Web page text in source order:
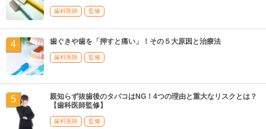
歯科医師 監修
歯ぐきや歯を「押すと痛い」！その５大原因と治療法
歯科医師 監修
親知らず抜歯後のタバコはNG！4つの理由と重大なリスクとは？
【歯科医師監修】
歯科医師 監修